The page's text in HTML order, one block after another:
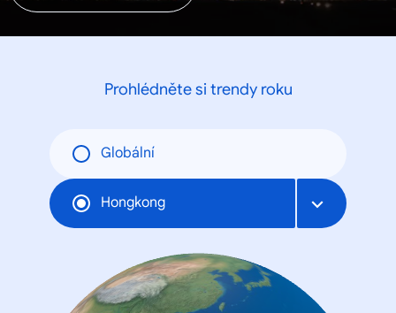
Prohlédněte si trendy roku
Globální
Hongkong